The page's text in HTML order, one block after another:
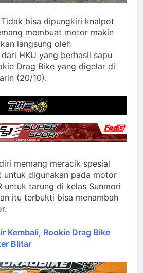
Tidak bisa dipungkiri knalpot
membuat motor makin
langsung oleh
HKU yang berhasil sapu
Drag Bike yang digelar di
(20/10).
memang meracik spesial
untuk digunakan pada motor
untuk tarung di kelas Sunmori
itu terbukti bisa menambah
Kembali, Rookie Drag Bike
Blitar